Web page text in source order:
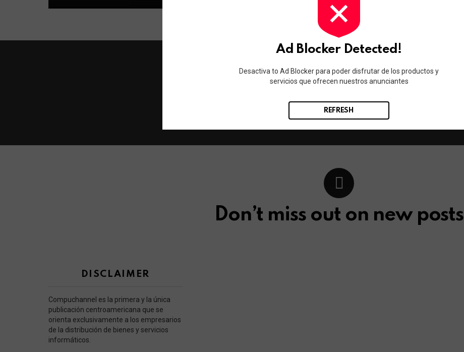
Don’t miss out on new posts
DISCLAIMER
Compuchannel es la primera y la única
publicación centroamericana que se
orienta exclusivamente a los empresarios
de la distribución de bienes y servicios
informáticos.
Ad Blocker Detected!
Desactiva to Ad Blocker para poder disfrutar de los productos y
servicios que ofrecen nuestros anunciantes
REFRESH